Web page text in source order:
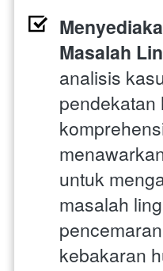
Masalah
analisis
pendekatan
untuk
masalah
kebakaran